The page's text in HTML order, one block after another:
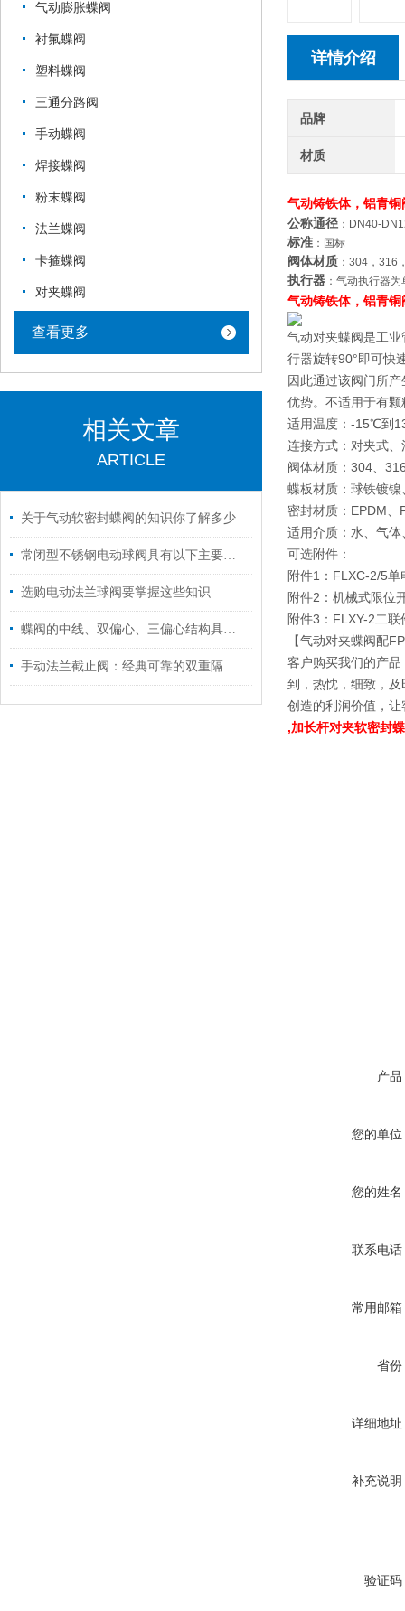
详情介绍
品牌
材质
气动铸铁体，铝青
公称通径 ：DN40-
标准 ：国标
阀体材质 ：304，316
执行器 ：气动执行器
气动铸铁体，铝青
气动对夹蝶阀是工
行器旋转90°即可快
因此通过该阀门所
优势。不适用于有
适用温度：-15℃到
连接方式：对夹式
阀体材质：304、
蝶板材质：球铁镀
密封材质：EPDM
适用介质：水、气
可选附件：
附件1：FLXC-2/5
附件2：机械式限位
附件3：FLXY-2二
【气动对夹蝶阀配
客户购买我们的产
到，热忱，细致，
创造的利润价值，
,加长杆对夹软密封
产品
您的单位
您的姓名
联系电话
常用邮箱
省份
详细地址
补充说明
验证码
气动膨胀蝶阀
衬氟蝶阀
塑料蝶阀
三通分路阀
手动蝶阀
焊接蝶阀
粉末蝶阀
法兰蝶阀
卡箍蝶阀
对夹蝶阀
查看更多
相关文章
ARTICLE
关于气动软密封蝶阀的知识你了解多少
常闭型不锈钢电动球阀具有以下主要特点
选购电动法兰球阀要掌握这些知识
蝶阀的中线、双偏心、三偏心结构具体有什么特点和区别？之结构特点篇
手动法兰截止阀：经典可靠的双重隔离屏障